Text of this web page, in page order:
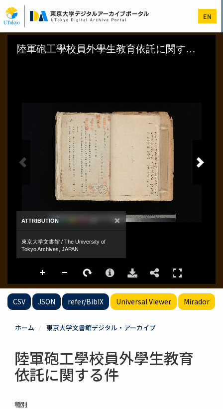
イ
ン
コ
EN
CSV JSON refer/BibIX Universal Viewer Mirador
ホーム 東京大学文書館デジタル・アーカイブ
陸軍砲工學校員外學生教育
依託に関する件
種別